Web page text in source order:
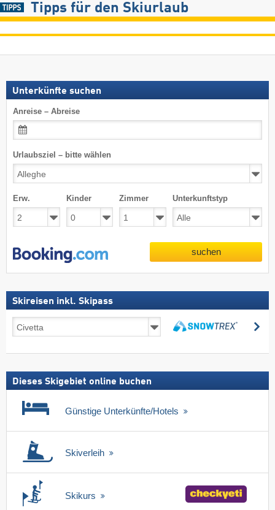
Tipps für den Skiurlaub
Unterkünfte suchen
Anreise – Abreise
Urlaubsziel – bitte wählen
Erw. Kinder Zimmer Unterkunftstyp
suchen
Skireisen inkl. Skipass
inkl.
Dieses Skigebiet online buchen
Günstige Unterkünfte/Hotels
Skiverleih
Skikurs